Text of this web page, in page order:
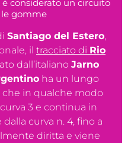
considerato un circuito
gomme
Santiago del Estero,
il tracciato di Rio
dall’italiano Jarno
ha un lungo
che in qualche modo
3 e continua in
curva n. 4, fino a
diritta e viene